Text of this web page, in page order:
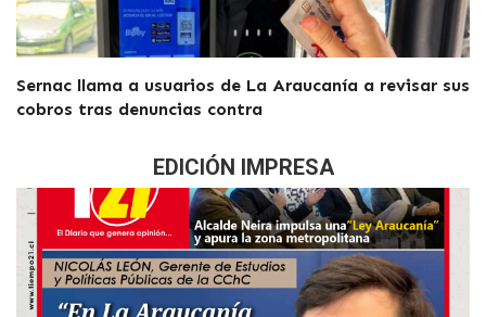
Sernac llama a usuarios de La Araucanía a revisar sus
cobros tras denuncias contra
EDICIÓN IMPRESA